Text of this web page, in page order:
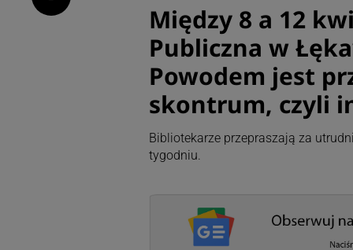
Między 8 a 12
Publiczna w
Powodem jest
skontrum, czyli
Bibliotekarze przepraszają za
tygodniu.